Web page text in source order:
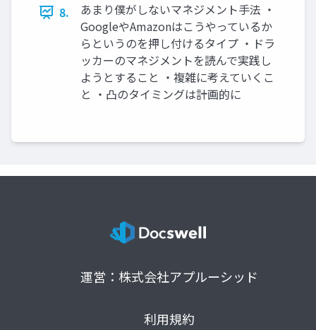
8.
あまり僕がしないマネジメント手法 ・
GoogleやAmazonはこうやっているか
らというのを押し付けるタイプ ・ドラ
ッカーのマネジメントを読んで実践し
ようとすること ・複雑に考えていくこ
と ・凸のタイミングは計画的に
運営：株式会社アプルーシッド
利用規約